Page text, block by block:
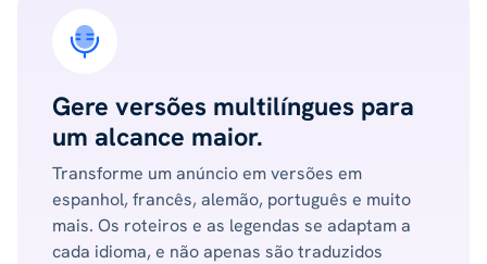
Gere versões multilíngues para
um alcance maior.
Transforme um anúncio em versões em
espanhol, francês, alemão, português e muito
mais. Os roteiros e as legendas se adaptam a
cada idioma, e não apenas são traduzidos